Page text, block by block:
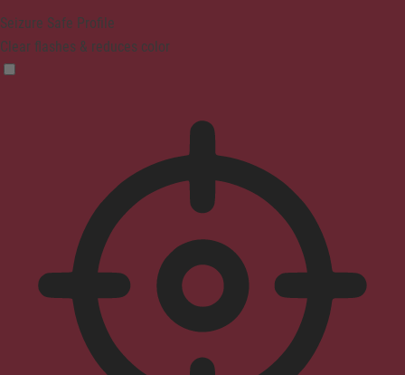
Seizure Safe Profile
Clear flashes & reduces color